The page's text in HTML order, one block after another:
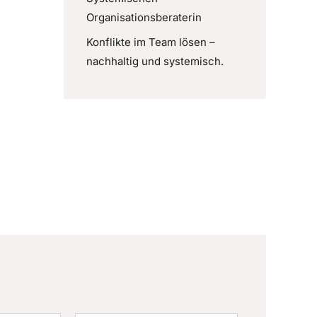
Organisationsberaterin
Konflikte im Team lösen –
nachhaltig und systemisch.